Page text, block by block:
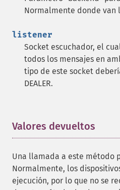
Normalmente donde van
listener
Socket escuchador, el
todos los mensajes en
tipo de este socket
DEALER.
Valores devueltos
Una llamada a este método
Normalmente, los
ejecución, por lo que no se